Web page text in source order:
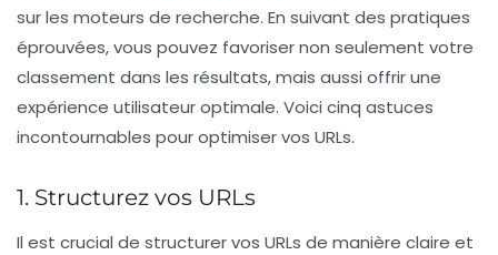
sur les moteurs de recherche. En suivant des pratiques
éprouvées, vous pouvez favoriser non seulement votre
classement dans les résultats, mais aussi offrir une
expérience utilisateur optimale. Voici cinq astuces
incontournables pour optimiser vos URLs.
1. Structurez vos URLs
Il est crucial de structurer vos URLs de manière claire et